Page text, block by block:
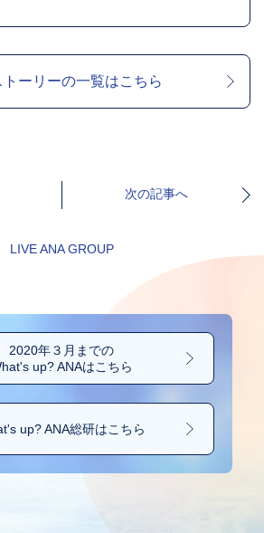
トーリーの一覧はこちら
LIVE ANA GROUP
次の記事へ
2020年３月までの
up? ANAはこちら
up? ANA総研はこちら